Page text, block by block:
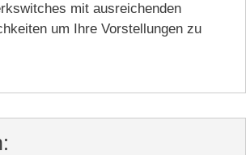
mit ausreichenden
um Ihre Vorstellungen zu